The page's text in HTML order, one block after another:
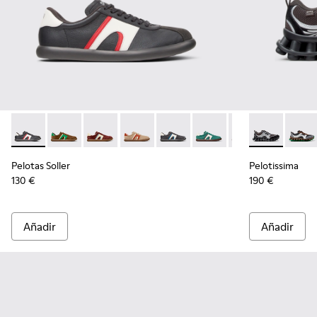
Pelotas Soller - K100937-023 - Zapatillas de piel y nobuk
Pelotas Soller - K100937-038 - Zapatillas multicolor
Pelotas Soller - K100937-037
Pelotas Soller - K100937-036 -
Pelotas Soller - K100937-033
Pelotas Soller -Pelotas Soller -
Pelotas
Pelotas Soller
130 €
Añadir
Pelotissima
Pelotissima
190 €
Añadir